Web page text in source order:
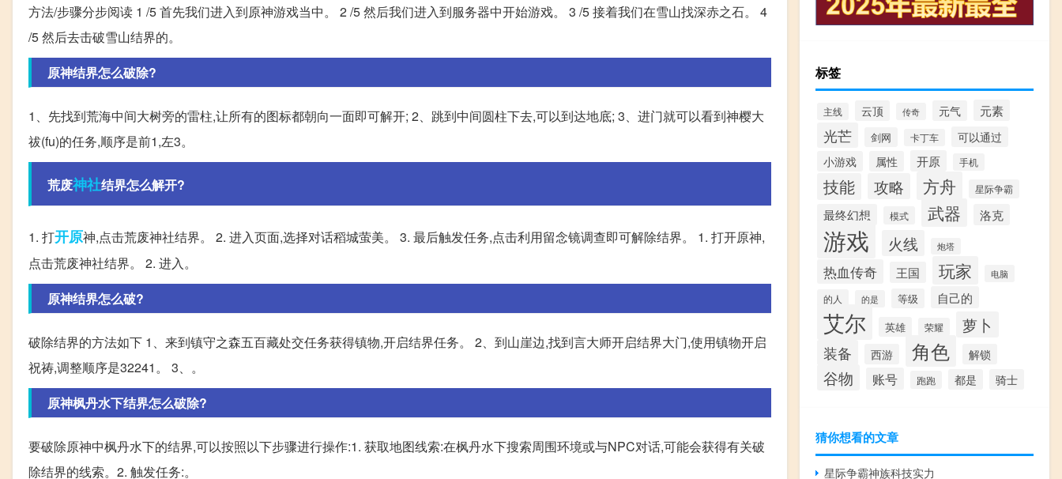
方法/步骤分步阅读 1 /5 首先我们进入到原神游戏当中。 2 /5 然后我们进入到服务器中开始游戏。 3 /5 接着我们在雪山找深赤之石。 4
/5 然后去击破雪山结界的。
原神结界怎么破除?
1、先找到荒海中间大树旁的雷柱,让所有的图标都朝向一面即可解开; 2、跳到中间圆柱下去,可以到达地底; 3、进门就可以看到神樱大
祓(fu)的任务,顺序是前1,左3。
荒废神社结界怎么解开?
1. 打开原神,点击荒废神社结界。 2. 进入页面,选择对话稻城萤美。 3. 最后触发任务,点击利用留念镜调查即可解除结界。 1. 打开原神,
点击荒废神社结界。 2. 进入。
原神结界怎么破?
破除结界的方法如下 1、来到镇守之森五百藏处交任务获得镇物,开启结界任务。 2、到山崖边,找到言大师开启结界大门,使用镇物开启
祝祷,调整顺序是32241。 3、。
原神枫丹水下结界怎么破除?
要破除原神中枫丹水下的结界,可以按照以下步骤进行操作:1. 获取地图线索:在枫丹水下搜索周围环境或与NPC对话,可能会获得有关破
除结界的线索。2. 触发任务:。
标签
主线 云顶 传奇 元气 元素
光芒 剑网 卡丁车
可以通过
小游戏
属性 开原 手机
技能 攻略 方舟 星际争霸
最终幻想 模式 武器 洛克
游戏 火线 炮塔
热血传奇 王国 玩家 电脑
的人 的是 等级 自己的
艾尔 英雄 荣耀 萝卜
装备 西游 角色 解锁
谷物 账号 跑跑 都是 骑士
猜你想看的文章
星际争霸神族科技实力